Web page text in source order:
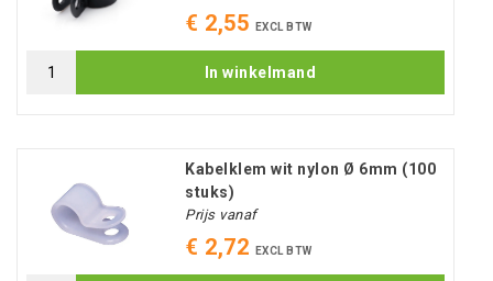
€ 2,55 EXCL BTW
In winkelmand
Kabelklem wit nylon Ø 6mm (100
stuks)
Prijs vanaf
€ 2,72 EXCL BTW